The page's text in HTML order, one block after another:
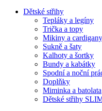
Dětské střihy
Tepláky a legíny
Trička a topy
Mikiny a cardigany
Sukně a šaty
Kalhoty a šortky
Bundy a kabátky
Spodní a noční
Doplňky
Miminka a batolata
Dětské střihy